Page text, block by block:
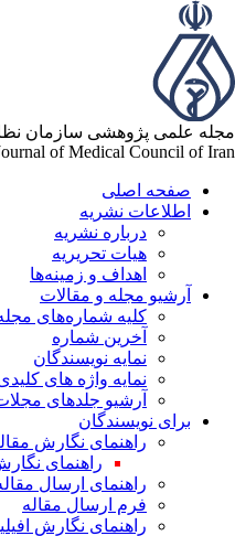
علمی پژوهشی سازمان
Journal of Medical Council of
صفحه اصلی
اطلاعات نشریه
درباره نشریه
هیات تحریریه
اهداف و زمینه‌ها
آرشیو مجله و مقالات
کلیه شماره‌های مجله
آخرین شماره
نمایه نویسندگان
نمایه واژه های کلیدی
آرشیو جلدهای مجلات
برای نویسندگان
راهنمای نگارش مقاله
راهنمای
راهنمای ارسال مقاله
فرم ارسال مقاله
راهنمای نگارش